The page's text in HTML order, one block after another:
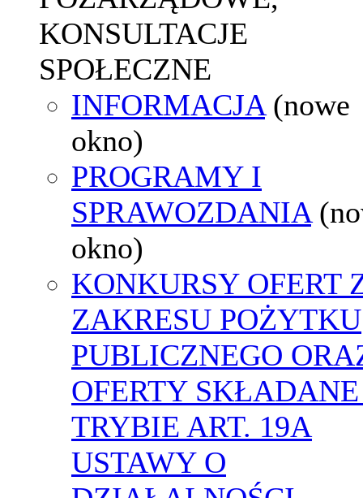
KONSULTACJE
SPOŁECZNE
INFORMACJA (nowe
okno)
PROGRAMY I
SPRAWOZDANIA
okno)
KONKURSY OFERT
ZAKRESU POŻYTKU
PUBLICZNEGO
OFERTY
TRYBIE ART. 19A
USTAWY O